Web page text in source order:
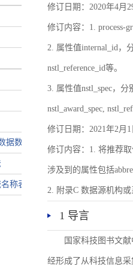
据数据唯一标识符规则
称表
修订日期：2020年4月
修订内容：1. process-
2. 属性值internal_id，
nstl_reference_id等。
3. 属性值nstl_spec，分
nstl_award_spec,
修订日期：2021年2月1
修订内容：1. 将推荐
涉及到的属性包括
2. 附录C 数据源机构或
1 导言
国家科技图书文
经形成了从科技信息